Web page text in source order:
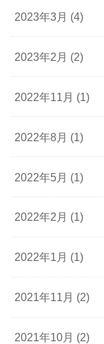
2023年3月 (4)
2023年2月 (2)
2022年11月 (1)
2022年8月 (1)
2022年5月 (1)
2022年2月 (1)
2022年1月 (1)
2021年11月 (2)
2021年10月 (2)